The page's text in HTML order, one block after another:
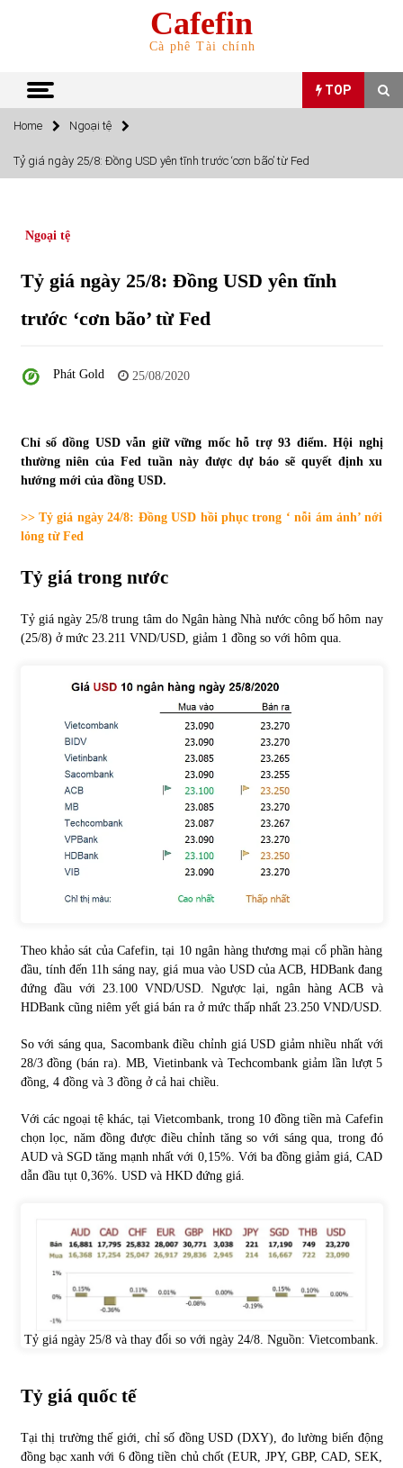
Cafefin
Cà phê Tài chính
TOP
TOP
Top 10 mặt hàng Việt Nam nhập khẩu nhiều nhất tháng
5/2022
5/2022
Tự doanh ngày 3.6.2022: CTCK mua ròng 28,7 tỷ đồng
06/06/2022
Top 10 tỷ phú giàu nhất thế giới – Bảng xếp hạng 2022
31/05/2022
Tiền gửi vào ngân hàng tiếp tục tăng mạnh
31/05/2022
S&P Ratings cập nhật xếp hạng tín nhiệm của
Vietcombank và Eximbank
31/05/2022
Chứng khoán ngày 30/5/2022: Top 10 cổ phiếu nổi bật
31/05/2022
09/11/2021
Chứng khoán ngày 12/10/2021: Top 10 cổ phiếu nổi bật
Top 10 xe bán chạy nhất tháng 9/2021
13/10/2021
Home Ngoại tệ
Tỷ giá ngày 25/8: Đồng USD yên tĩnh trước ‘cơn bão’ từ Fed
Ngoại tệ
Tỷ giá ngày 25/8: Đồng USD yên tĩnh
trước ‘cơn bão’ từ Fed
Phát Gold 25/08/2020
Chỉ số đồng USD vẫn giữ vững mốc hỗ trợ 93 điểm. Hội nghị
thường niên của Fed tuần này được dự báo sẽ quyết định xu
hướng mới của đồng USD.
>> Tỷ giá ngày 24/8: Đồng USD hồi phục trong ‘ nỗi ám ảnh’ nới
lỏng từ Fed
Tỷ giá trong nước
Tỷ giá ngày 25/8 trung tâm do Ngân hàng Nhà nước công bố hôm nay
(25/8) ở mức 23.211 VND/USD, giảm 1 đồng so với hôm qua.
Theo khảo sát của Cafefin, tại 10 ngân hàng thương mại cổ phần hàng
đầu, tính đến 11h sáng nay, giá mua vào USD của ACB, HDBank đang
đứng đầu với 23.100 VND/USD. Ngược lại, ngân hàng ACB và
HDBank cũng niêm yết giá bán ra ở mức thấp nhất 23.250 VND/USD.
So với sáng qua, Sacombank điều chỉnh giá USD giảm nhiều nhất với
28/3 đồng (bán ra). MB, Vietinbank và Techcombank giảm lần lượt 5
đồng, 4 đồng và 3 đồng ở cả hai chiều.
Với các ngoại tệ khác, tại Vietcombank, trong 10 đồng tiền mà Cafefin
chọn lọc, năm đồng được điều chỉnh tăng so với sáng qua, trong đó
AUD và SGD tăng mạnh nhất với 0,15%. Với ba đồng giảm giá, CAD
dẫn đầu tụt 0,36%. USD và HKD đứng giá.
Tỷ giá ngày 25/8 và thay đổi so với ngày 24/8. Nguồn: Vietcombank.
Tỷ giá quốc tế
Tại thị trường thế giới, chỉ số đồng USD (DXY), đo lường biến động
đồng bạc xanh với 6 đồng tiền chủ chốt (EUR, JPY, GBP, CAD, SEK,